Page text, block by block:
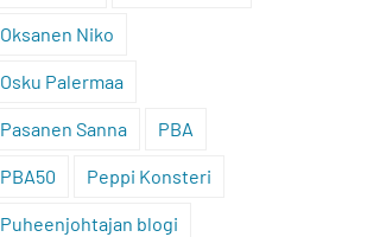
Oksanen Niko
Osku Palermaa
Pasanen Sanna PBA
PBA50 Peppi Konsteri
Puheenjohtajan blogi